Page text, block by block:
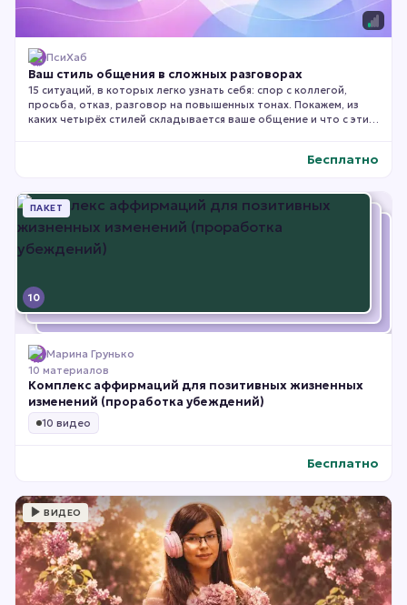
ПсиХаб
Ваш стиль общения в сложных разговорах
15 ситуаций, в которых легко узнать себя: спор с коллегой,
просьба, отказ, разговор на повышенных тонах. Покажем, из
каких четырёх стилей складывается ваше общение и что с этим
Бесплатно
10
ПАКЕТ
Марина Грунько
10 материалов
Комплекс аффирмаций для позитивных жизненных
изменений (проработка убеждений)
10 видео
Бесплатно
ВИДЕО